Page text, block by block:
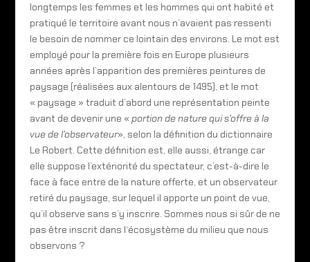
longtemps les femmes et les hommes qui ont habité et
pratiqué le territoire avant nous n’avaient pas ressenti
le besoin de nommer ce lointain des environs. Le mot est
employé pour la première fois en Europe plusieurs
années après l’apparition des premières peintures de
paysage (réalisées aux alentours de 1495), et le mot
« paysage » traduit d’abord une représentation peinte
avant de devenir une « portion de nature qui s’offre à la
vue de l’observateur», selon la définition du dictionnaire
Le Robert. Cette définition est, elle aussi, étrange car
elle suppose l’extériorité du spectateur, c’est-à-dire le
face à face entre de la nature offerte, et un observateur
retiré du paysage, sur lequel il apporte un point de vue,
qu’il observe sans s’y inscrire. Sommes nous si sûr de ne
pas être inscrit dans l‘écosystème du milieu que nous
observons ?